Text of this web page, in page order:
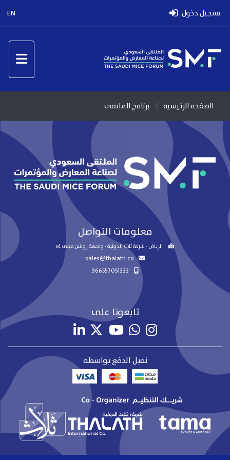
تسجيل دخول EN
الصفحة الرئيسية برنامج الملتقى
معلومات التواصل
الرياض - شركة ثلاث الدولية - واجهة روشن مبنى s4
sales@thalath.co
تابعونا على
نقبل الدفع بواسطة